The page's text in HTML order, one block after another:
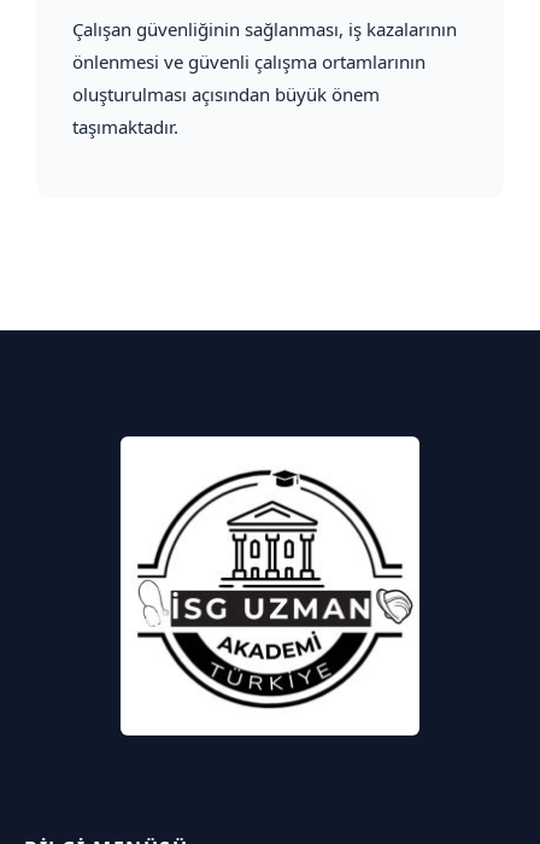
Çalışan güvenliğinin sağlanması, iş kazalarının
önlenmesi ve güvenli çalışma ortamlarının
oluşturulması açısından büyük önem
taşımaktadır.